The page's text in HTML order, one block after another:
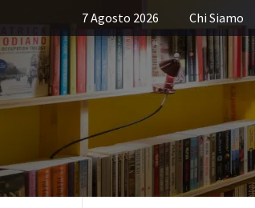
contenuto
7 Agosto 2026 Chi Siamo